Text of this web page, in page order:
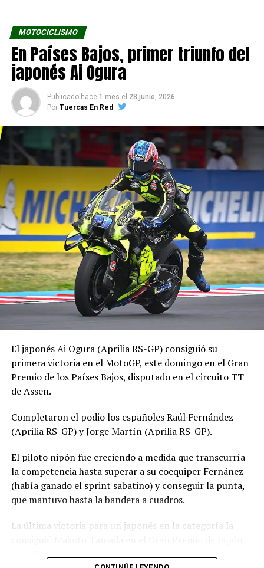
MOTOCICLISMO
En Países Bajos, primer triunfo del
japonés Ai Ogura
Publicado hace 1 mes el 28 junio, 2026
Por Tuercas En Red
El japonés Ai Ogura (Aprilia RS-GP) consiguió su
primera victoria en el MotoGP, este domingo en el Gran
Premio de los Países Bajos, disputado en el circuito TT
de Assen.
Completaron el podio los españoles Raúl Fernández
(Aprilia RS-GP) y Jorge Martín (Aprilia RS-GP).
El piloto nipón fue creciendo a medida que transcurría
la competencia hasta superar a su coequiper Fernánez
(había ganado el sprint sabatino) y conseguir la punta,
que mantuvo hasta la bandera a cuadros.
La última victoria para un japonés en la categoría la